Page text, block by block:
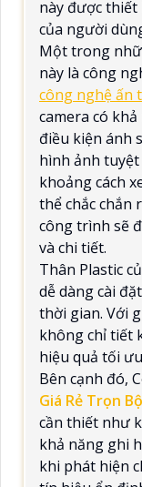
này được thiết
của người
Một trong
này là công
công nghệ ấn
camera có
điều kiện ánh
hình ảnh tuyệt
khoảng cách
thể chắc chắn
công trình sẽ
và chi tiết.
Thân Plastic
dễ dàng cài
thời gian. Với
không chỉ tiết
hiệu quả tối
Bên cạnh đó,
Giá Rẻ Trọn Bộ
cần thiết như
khả năng ghi
khi phát hiện